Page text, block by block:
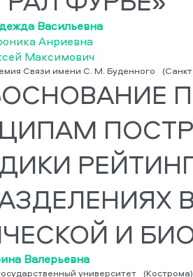
Васильевна
Анриевна
Максимович
Связи имени С. М. Буденного
И
Валерьевна
университет (Кострома)